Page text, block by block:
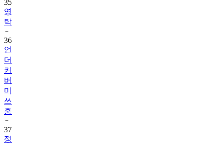
35
영
탁
36
언
더
커
버
미
쓰
홍
37
정